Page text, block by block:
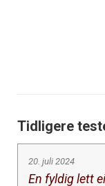
Tidligere
20. juli 2024
En fyldig lett